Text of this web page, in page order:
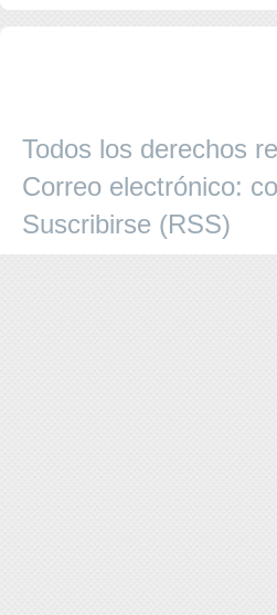
Todos los derechos
Correo electrónico:
Suscribirse (RSS)